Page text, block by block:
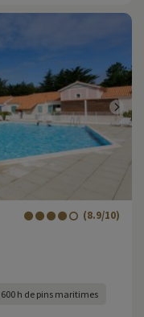
(8.9/10)
h de pins maritimes